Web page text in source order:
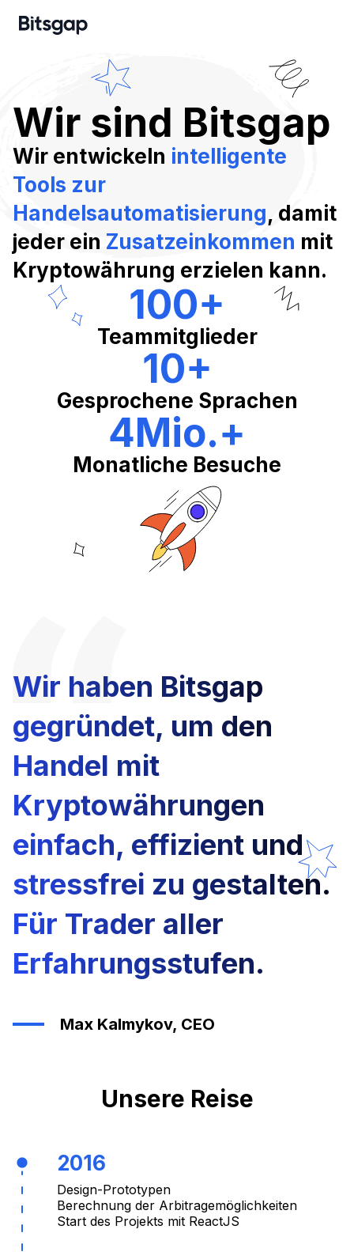
Wir sind Bitsgap
Wir entwickeln intelligente
Tools zur
Handelsautomatisierung, damit
jeder ein Zusatzeinkommen mit
Kryptowährung erzielen kann.
100+
Teammitglieder
10+
Gesprochene Sprachen
4Mio.+
Monatliche Besuche
Wir haben Bitsgap
gegründet, um den
Handel mit
Kryptowährungen
einfach, effizient und
stressfrei zu gestalten.
Für Trader aller
Erfahrungsstufen.
Max Kalmykov, CEO
Unsere Reise
2016
Design-Prototypen
Berechnung der Arbitragemöglichkeiten
Start des Projekts mit ReactJS